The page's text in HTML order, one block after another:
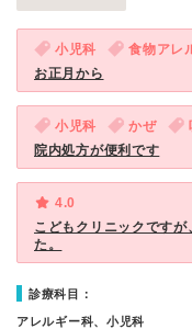
小児科 食物アレ
お正月から
小児科 かぜ
院内処方が便利です
4.0
こどもクリニックです
た。
診療科目：
アレルギー科、小児科